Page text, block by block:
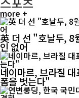
more +
英 더 선 "호날두, 8
인 없어
네이마르, 브라질
폼을 벗는다"